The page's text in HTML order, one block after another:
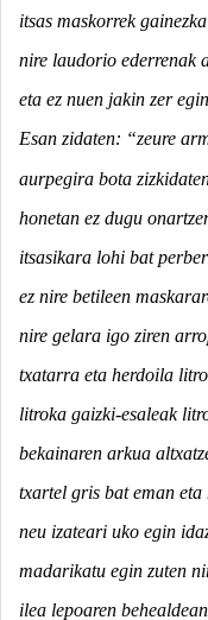
itsas maskorrek
nire laudorio ederrenak
eta ez nuen jakin zer
Esan zidaten: “zeure
aurpegira bota
honetan ez dugu
itsasikara lohi bat
ez nire betileen
nire gelara igo ziren
txatarra eta herdoila
litroka gaizki-esaleak
bekainaren arkua
txartel gris bat eman eta
neu izateari uko egin
madarikatu egin zuten
ilea lepoaren